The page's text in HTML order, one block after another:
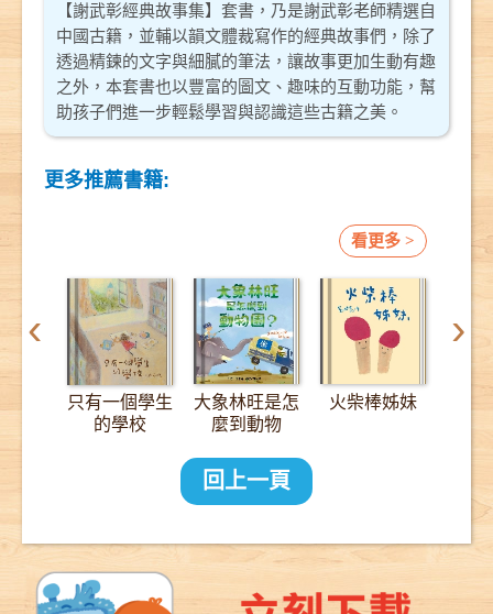
【謝武彰經典故事集】套書，乃是謝武彰老師精選自
中國古籍，並輔以韻文體裁寫作的經典故事們，除了
透過精鍊的文字與細膩的筆法，讓故事更加生動有趣
之外，本套書也以豐富的圖文、趣味的互動功能，幫
助孩子們進一步輕鬆學習與認識這些古籍之美。
更多推薦書籍:
看更多 >
‹ ›
只有一個學生
的學校
大象林旺是怎
麼到動物
2000公里的
長征
火柴棒姊妹
回上一頁